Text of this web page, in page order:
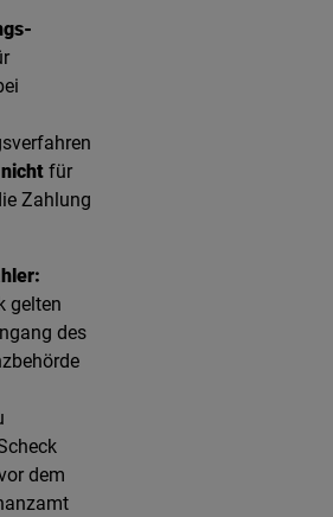
nicht für
Zahlung
gelten
des
dem